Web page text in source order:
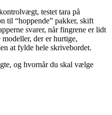
testet tara på
til “hoppende” pakker, skift
svarer, når fingrene er lidt
der er hurtige,
at fylde hele skrivebordet.
og hvornår du skal vælge